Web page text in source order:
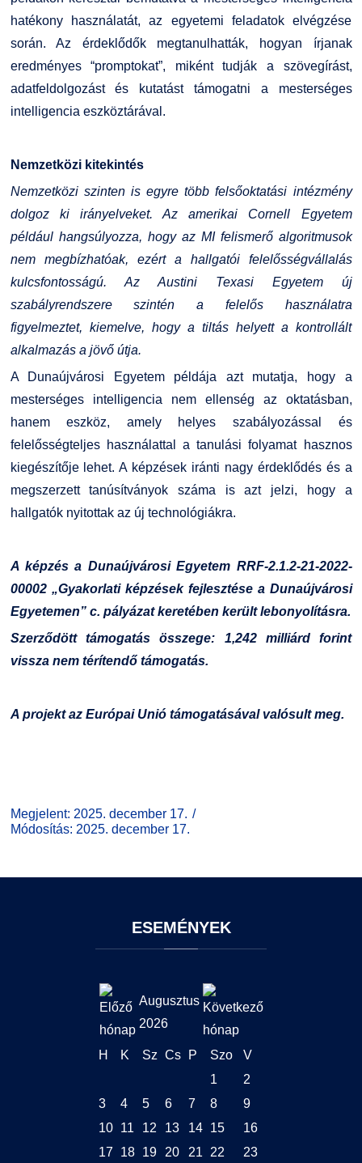
hatékony használatát, az egyetemi feladatok elvégzése
során. Az érdeklődők megtanulhatták, hogyan írjanak
eredményes “promptokat”, miként tudják a szövegírást,
adatfeldolgozást és kutatást támogatni a mesterséges
intelligencia eszköztárával.
Nemzetközi kitekintés
Nemzetközi szinten is egyre több felsőoktatási intézmény
dolgoz ki irányelveket. Az amerikai Cornell Egyetem
például hangsúlyozza, hogy az MI felismerő algoritmusok
nem megbízhatóak, ezért a hallgatói felelősségvállalás
kulcsfontosságú. Az Austini Texasi Egyetem új
szabályrendszere szintén a felelős használatra
figyelmeztet, kiemelve, hogy a tiltás helyett a kontrollált
alkalmazás a jövő útja.
A Dunaújvárosi Egyetem példája azt mutatja, hogy a
mesterséges intelligencia nem ellenség az oktatásban,
hanem eszköz, amely helyes szabályozással és
felelősségteljes használattal a tanulási folyamat hasznos
kiegészítője lehet. A képzések iránti nagy érdeklődés és a
megszerzett tanúsítványok száma is azt jelzi, hogy a
hallgatók nyitottak az új technológiákra.
A képzés a Dunaújvárosi Egyetem RRF-2.1.2-21-2022-
00002 „Gyakorlati képzések fejlesztése a Dunaújvárosi
Egyetemen” c. pályázat keretében került lebonyolításra.
Szerződött támogatás összege: 1,242 milliárd forint
vissza nem térítendő támogatás.
A projekt az Európai Unió támogatásával valósult meg.
Megjelent: 2025. december 17.
Módosítás: 2025. december 17.
ESEMÉNYEK
Augusztus
2026
H K Sz Cs P Szo
V
1
2
3
4 5 6 7 8
9
10
11 12 13 14 15
16
17
18 19 20 21 22
23